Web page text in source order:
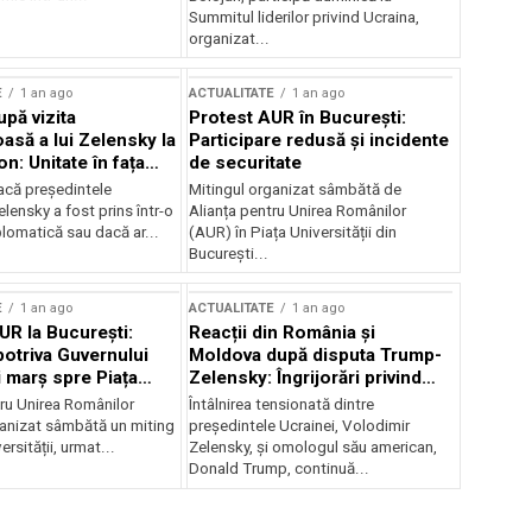
Summitul liderilor privind Ucraina,
organizat...
1 an ago
vizita
a lui Zelensky la
Unitate în fața
președintele
a fost prins într-o
sau dacă ar...
ACTUALITATE 1 an ago
Protest AUR în București:
Participare redusă și incidente
de securitate
Mitingul organizat sâmbătă de
Alianța pentru Unirea Românilor
(AUR) în Piața Universității din
București...
1 an ago
la București:
Guvernului
spre Piața
Unirea Românilor
sâmbătă un miting
urmat...
ACTUALITATE 1 an ago
Reacții din România și
Moldova după disputa Trump-
Zelensky: Îngrijorări privind
securitatea regională
Întâlnirea tensionată dintre
președintele Ucrainei, Volodimir
Zelensky, și omologul său american,
Donald Trump, continuă...